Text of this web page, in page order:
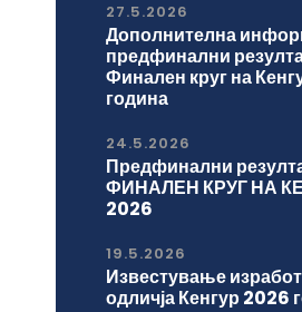
27.5.2026
Дополнителна
предфинални
Финален круг на
година
24.5.2026
Предфинални
ФИНАЛЕН КРУГ НА
2026
19.5.2026
Известување
одличја Кенгур 2026